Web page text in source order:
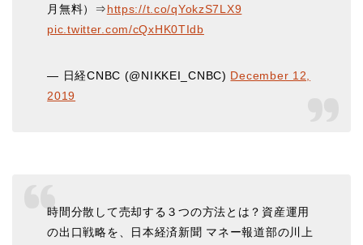
月無料）⇒https://t.co/qYokzS7LX9
pic.twitter.com/cQxHK0TIdb
— 日経CNBC (@NIKKEI_CNBC) December 12,
2019
時間分散して売却する３つの方法とは？資産運用
の出口戦略を、日本経済新聞 マネー報道部の川上